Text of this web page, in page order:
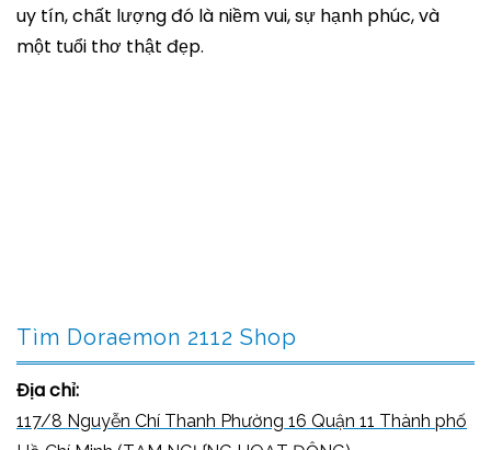
uy tín, chất lượng đó là niềm vui, sự hạnh phúc, và
một tuổi thơ thật đẹp.
Tìm Doraemon 2112 Shop
Địa chỉ:
117/8 Nguyễn Chí Thanh Phường 16 Quận 11 Thành phố